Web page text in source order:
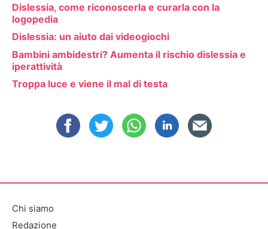
Dislessia, come riconoscerla e curarla con la
logopedia
Dislessia: un aiuto dai videogiochi
Bambini ambidestri? Aumenta il rischio dislessia e
iperattività
Troppa luce e viene il mal di testa
Chi siamo
Redazione